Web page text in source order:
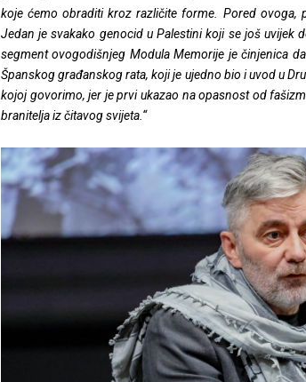
koje ćemo obraditi kroz različite forme. Pored ovoga,
Jedan je svakako genocid u Palestini koji se još uvijek
segment ovogodišnjeg Modula Memorije je činjenica
Španskog građanskog rata, koji je ujedno bio i uvod u
kojoj govorimo, jer je prvi ukazao na opasnost od
branitelja iz čitavog svijeta.“